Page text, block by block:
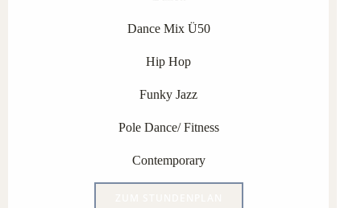
Dance Mix Ü50
Hip Hop
Funky Jazz
Pole Dance/ Fitness
Contemporary